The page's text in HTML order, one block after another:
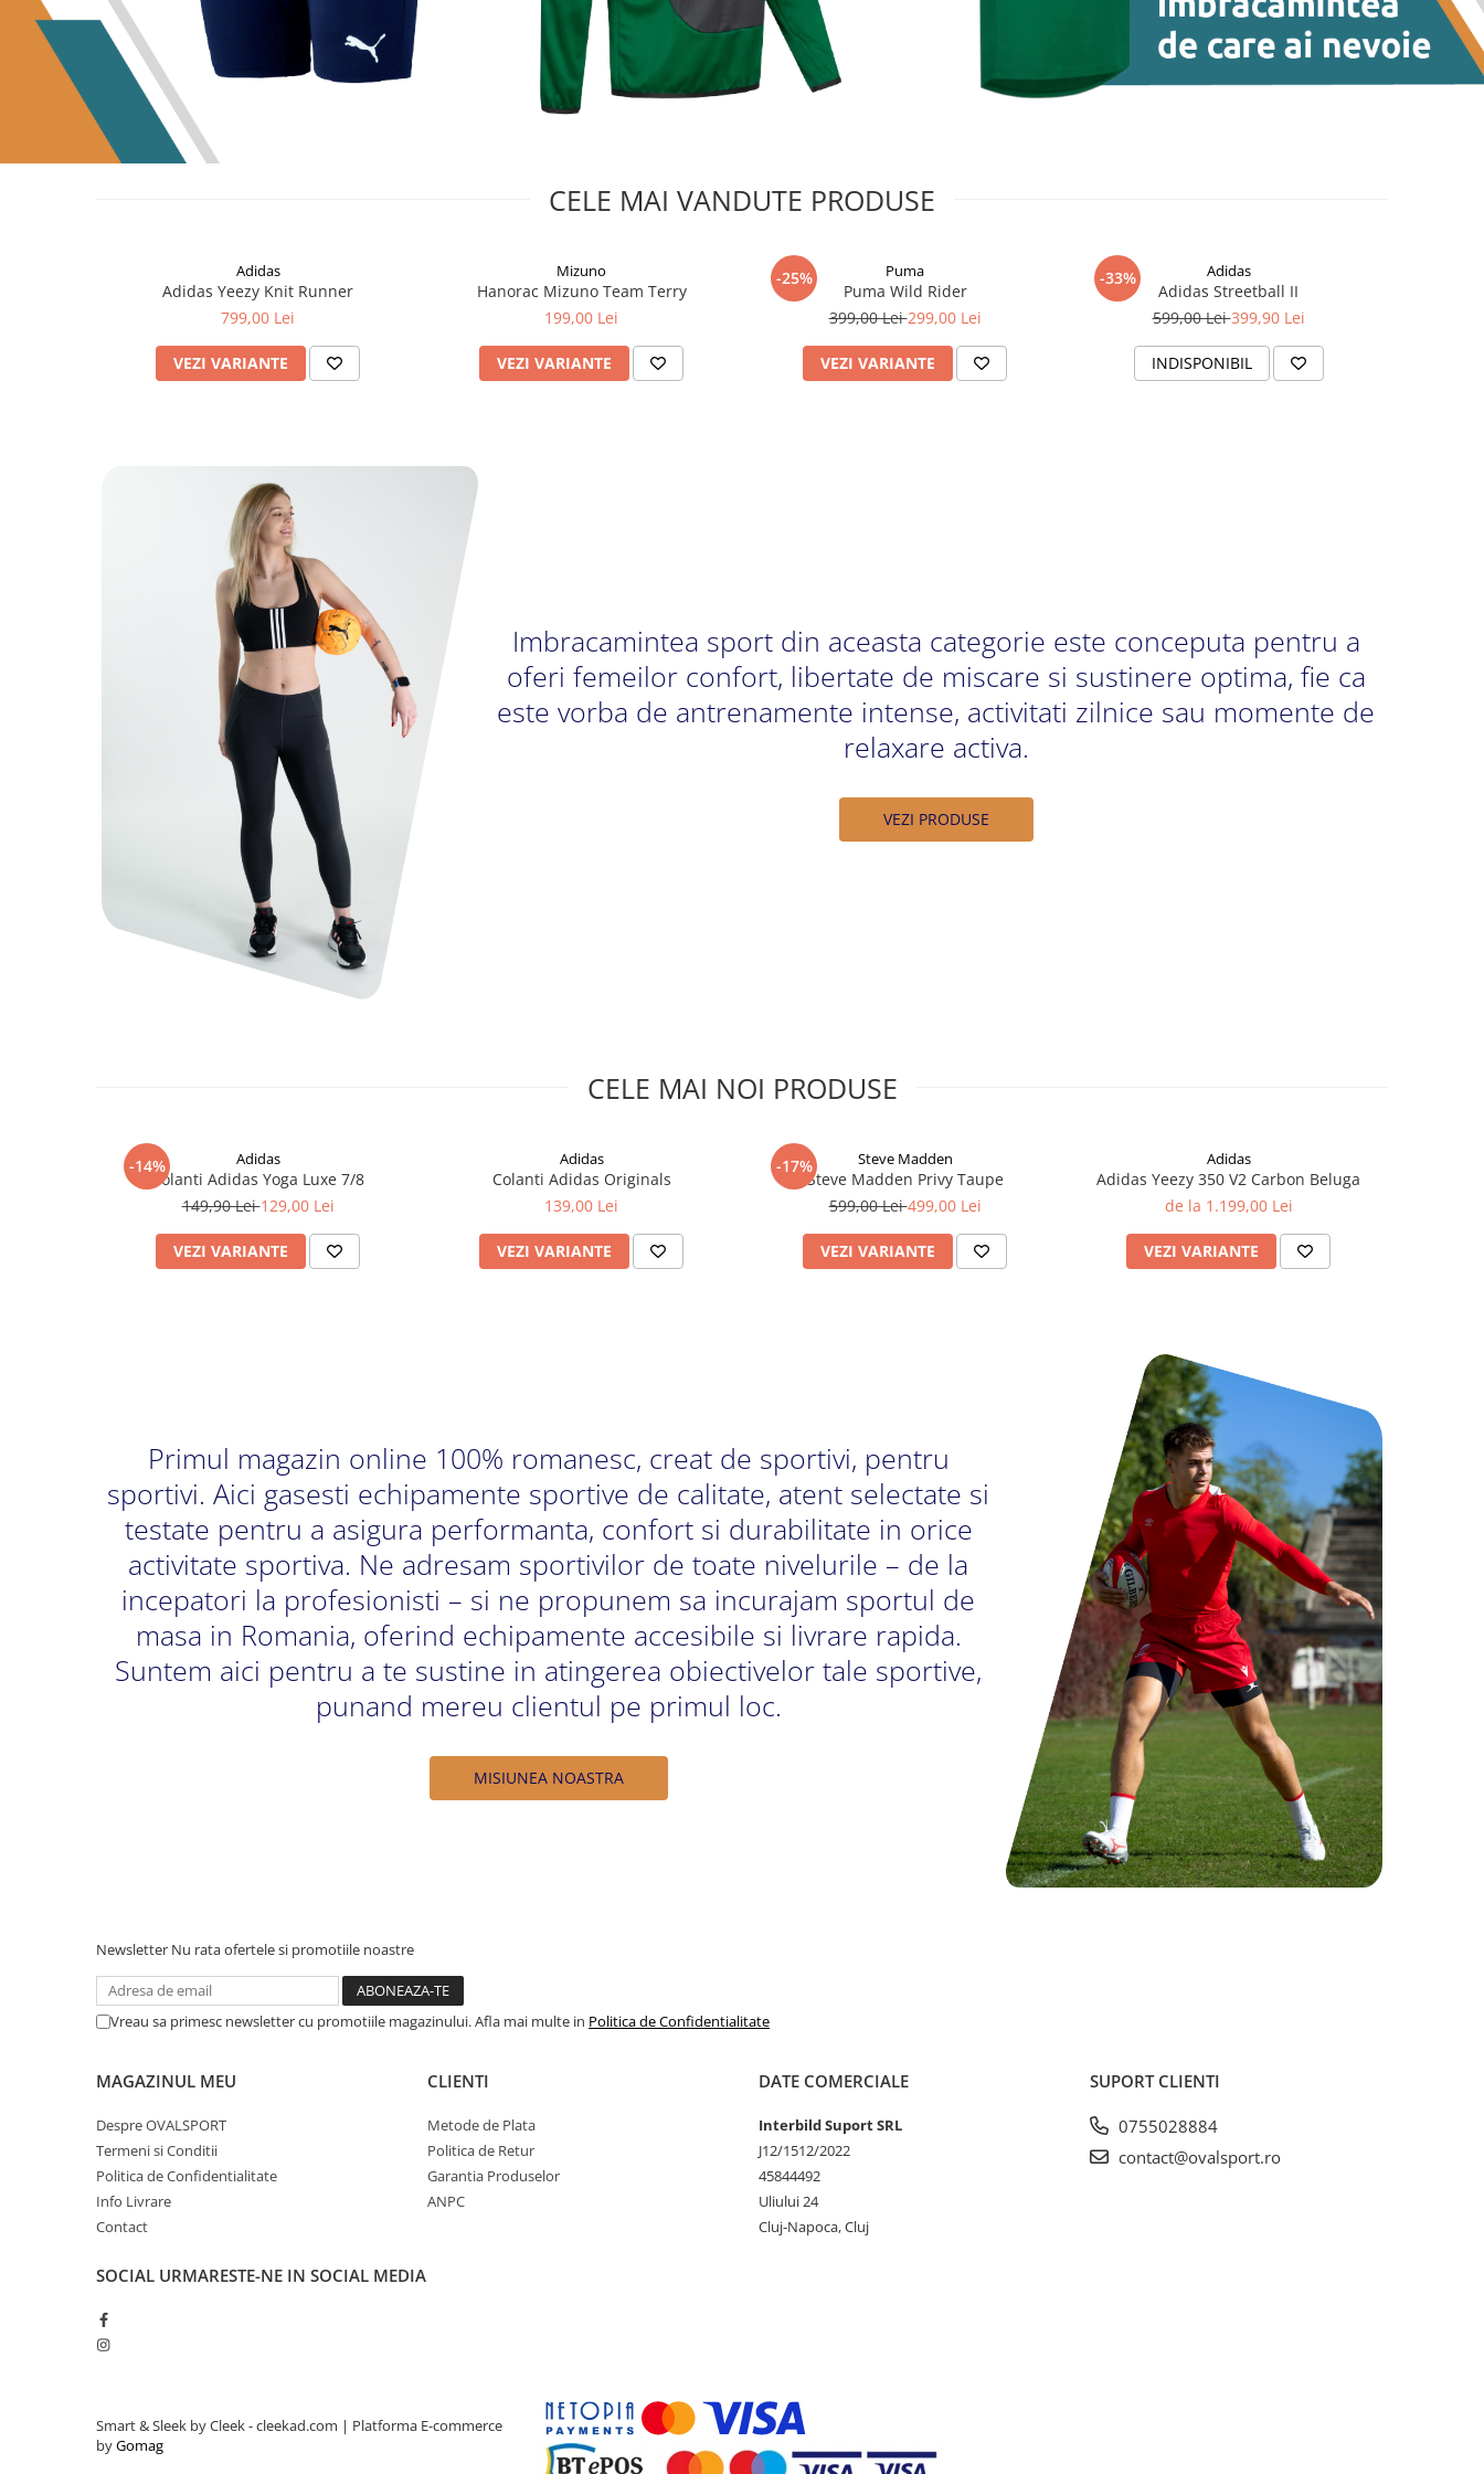
CELE MAI VANDUTE PRODUSE
Adidas
Adidas Yeezy Knit Runner
799,00 Lei
VEZI VARIANTE
Mizuno
Hanorac Mizuno Team Terry
199,00 Lei
VEZI VARIANTE
-25% Puma
Puma Wild Rider
399,00 Lei299,00 Lei
VEZI VARIANTE
-33% Adidas
Adidas Streetball II
599,00 Lei399,90 Lei
INDISPONIBIL
Imbracamintea sport din aceasta categorie este conceputa pentru a
oferi femeilor confort, libertate de miscare si sustinere optima, fie ca
este vorba de antrenamente intense, activitati zilnice sau momente de
relaxare activa.
VEZI PRODUSE
CELE MAI NOI PRODUSE
-14% Adidas
Colanti Adidas Yoga Luxe 7/8
149,90 Lei129,00 Lei
VEZI VARIANTE
Adidas
Colanti Adidas Originals
139,00 Lei
VEZI VARIANTE
-17% Steve Madden
Steve Madden Privy Taupe
599,00 Lei499,00 Lei
VEZI VARIANTE
Adidas
Adidas Yeezy 350 V2 Carbon Beluga
de la 1.199,00 Lei
VEZI VARIANTE
Primul magazin online 100% romanesc, creat de sportivi, pentru
sportivi. Aici gasesti echipamente sportive de calitate, atent selectate si
testate pentru a asigura performanta, confort si durabilitate in orice
activitate sportiva. Ne adresam sportivilor de toate nivelurile – de la
incepatori la profesionisti – si ne propunem sa incurajam sportul de
masa in Romania, oferind echipamente accesibile si livrare rapida.
Suntem aici pentru a te sustine in atingerea obiectivelor tale sportive,
punand mereu clientul pe primul loc.
MISIUNEA NOASTRA
Newsletter Nu rata ofertele si promotiile noastre
Vreau sa primesc newsletter cu promotiile magazinului. Afla mai multe in Politica de Confidentialitate
MAGAZINUL MEU
Despre OVALSPORT
Termeni si Conditii
Politica de Confidentialitate
Info Livrare
Contact
CLIENTI
Metode de Plata
Politica de Retur
Garantia Produselor
ANPC
DATE COMERCIALE
Interbild Suport SRL
J12/1512/2022
45844492
Uliului 24
Cluj-Napoca, Cluj
SUPORT CLIENTI
0755028884
contact@ovalsport.ro
SOCIAL URMARESTE-NE IN SOCIAL MEDIA
Smart & Sleek by Cleek - cleekad.com | Platforma E-commerce
byGomag